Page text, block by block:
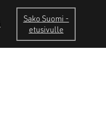
Sako Suomi -
etusivulle